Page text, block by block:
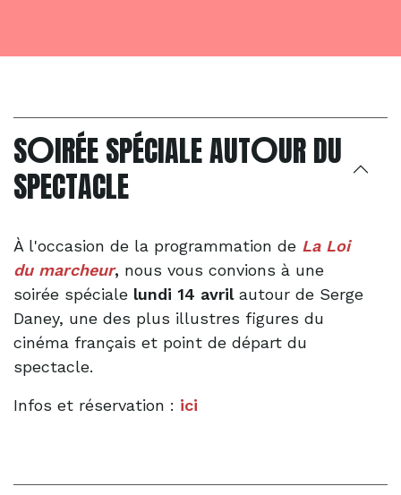
SOIRÉE SPÉCIALE AUTOUR DU
SPECTACLE
À l'occasion de la programmation de La Loi
du marcheur, nous vous convions à une
soirée spéciale lundi 14 avrilautour de Serge
Daney, une des plus illustres figures du
cinéma français et point de départ du
spectacle.
Infos et réservation : ici